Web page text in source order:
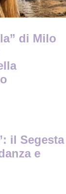
di Milo
il Segesta
e